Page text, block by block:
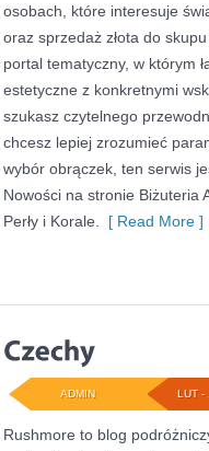
osobach, które interesuje
oraz sprzedaż złota do
portal tematyczny, w którym
estetyczne z konkretnymi
szukasz czytelnego
chcesz lepiej zrozumieć
wybór obrączek, ten serwis
Nowości na stronie Biżuteria
Perły i Korale.
[ Read More ]
LUT -
ADMIN
Rushmore to blog